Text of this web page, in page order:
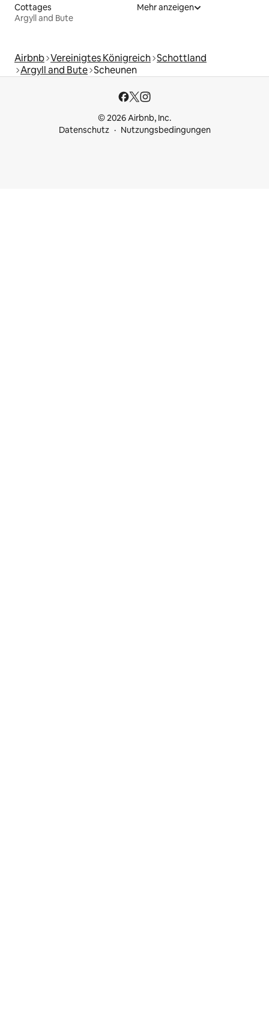
Cottages
Argyll and Bute
Mehr anzeigen
Airbnb Vereinigtes Königreich Schottland
Argyll and Bute Scheunen
© 2026 Airbnb, Inc.
Datenschutz
Nutzungsbedingungen